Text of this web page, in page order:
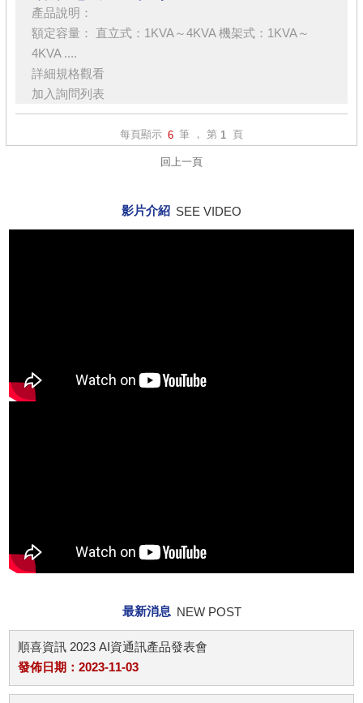
產品說明：
額定容量： 直立式：1KVA～4KVA 機架式：1KVA～
4KVA ....
詳細規格觀看
加入詢問列表
每頁顯示 6 筆 ， 第 1 頁
回上一頁
影片介紹 SEE VIDEO
最新消息 NEW POST
順喜資訊 2023 AI資通訊產品發表會
發佈日期：2023-11-03